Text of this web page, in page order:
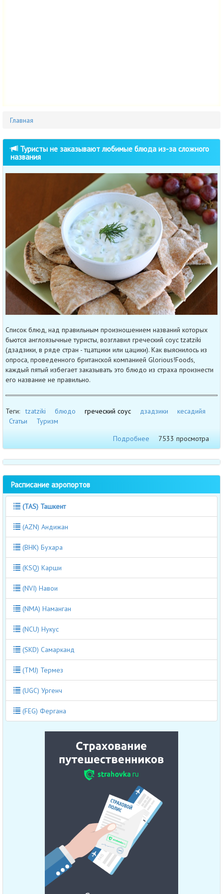
Главная
Туристы не заказывают любимые блюда из-за сложного
названия
Список блюд, над правильным произношением названий которых
бьются англоязычные туристы, возглавил греческий соус tzatziki
(дзадзики, в ряде стран - тцатцики или цацики). Как выяснилось из
опроса, проведенного британской компанией Glorious!Foods,
каждый пятый избегает заказывать это блюдо из страха произнести
его название не правильно.
Теги: tzatziki блюдо греческий соус дзадзики
кесадийя
Статьи
Туризм
Подробнее
7533 просмотра
Расписание аэропортов
(TAS) Ташкент
(AZN) Андижан
(BHK) Бухара
(KSQ) Карши
(NVI) Навои
(NMA) Наманган
(NCU) Нукус
(SKD) Самарканд
(TMJ) Термез
(UGC) Ургенч
(FEG) Фергана